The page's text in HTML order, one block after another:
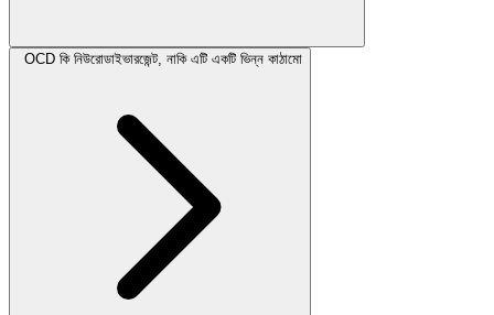
OCD কি নিউরোডাইভারজেন্ট, নাকি এটি একটি ভিন্ন কাঠামো